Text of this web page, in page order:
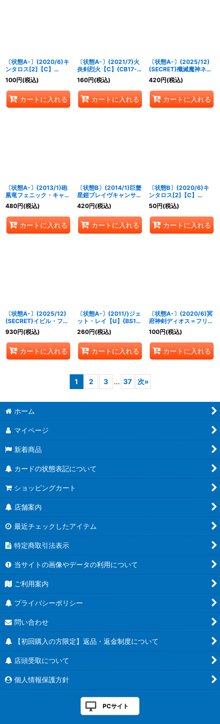
〔状態A-〕(2020/6)キ
ンタロス[2]【C】
{CB12-027}《白》
100円(税込)
カートに入れる
〔状態A-〕(2021/7)火
炎剣烈火【C】{CB17-
056}《赤》
160円(税込)
カートに入れる
〔状態A-〕(2025/12)
(SECRET)殲滅魔神ネフ
ィリム【M-SEC】
{BS72-065}《黄》
420円(税込)
カートに入れる
〔状態A-〕(2013/1)砲
凰竜フェニック・キャノ
ン(SD21収録)【R】
{BS10-062}《赤》
480円(税込)
カートに入れる
〔状態B〕(2014/1)巨蟹
星鎧ブレイヴキャンサー
【X】{BS26-X07}
《緑》
420円(税込)
カートに入れる
〔状態B〕(2020/6)キ
ンタロス[2]【C】
{CB12-027}《白》
50円(税込)
カートに入れる
〔状態A-〕(2025/12)
(SECRET)イビル・フィ
ッシャーLT【C-SEC】
{BSC49-057}《紫》
930円(税込)
カートに入れる
〔状態A-〕(2011/)ジェ
ット・レイ【U】{BS12-
056}《白》
260円(税込)
カートに入れる
〔状態A-〕(2020/6)冥
府神剣ディオス＝フリュ
ーゲル【R】{BS51-
078}《紫》
100円(税込)
カートに入れる
1 2 3 ... 37 次»
ホーム
マイページ
新着商品
カードの状態表記について
ショッピングカート
店舗案内
最近チェックしたアイテム
特定商取引法表示
当サイトの画像やデータの利用について
ご利用案内
プライバシーポリシー
問い合わせ
【初回購入の方限定】返品・返金制度について
店頭受取について
個人情報保護方針
PCサイト